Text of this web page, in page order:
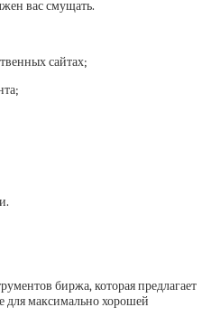
вас смущать.
сайтах;
биржа, которая предлагает
для максимально хорошей